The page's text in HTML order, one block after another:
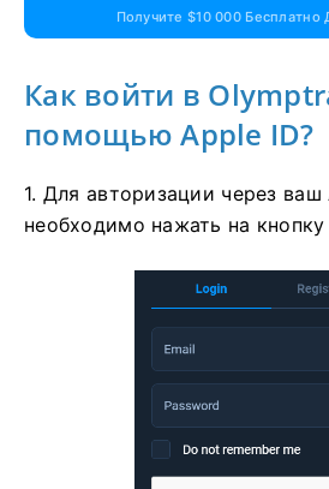
Получите $10 000 Бесплатно
Как войти в
помощью Apple ID?
1. Для авторизации через ваш
необходимо нажать на кнопку